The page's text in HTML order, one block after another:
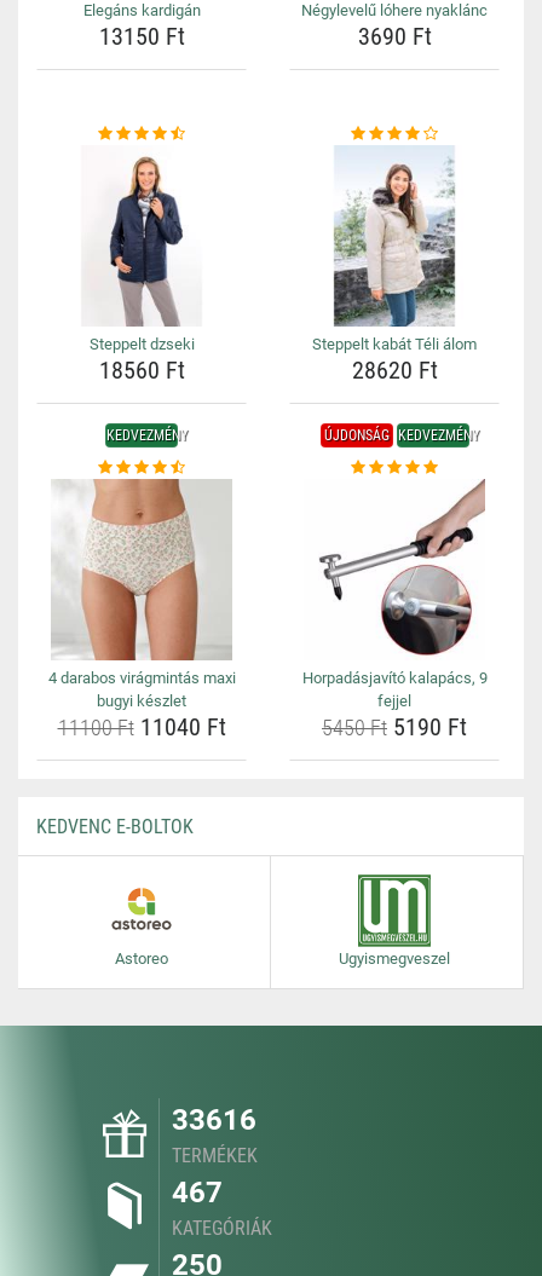
Elegáns kardigán
13150 Ft
Négylevelű lóhere nyaklánc
3690 Ft
Steppelt dzseki
18560 Ft
Steppelt kabát Téli álom
28620 Ft
KEDVEZMÉNY
4 darabos virágmintás maxi
bugyi készlet
11100 Ft11040 Ft
ÚJDONSÁG KEDVEZMÉNY
Horpadásjavító kalapács, 9
fejjel
5450 Ft 5190 Ft
KEDVENC E-BOLTOK
Astoreo Ugyismegveszel
33616
TERMÉKEK
467
KATEGÓRIÁK
250